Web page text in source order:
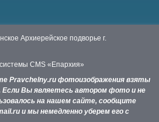
Архиерейское подворье г.
CMS «Епархия»
Pravchelny.ru фотоизображения взяты
Вы являетесь автором фото и не
на нашем сайте, сообщите
и мы немедленно уберем его с